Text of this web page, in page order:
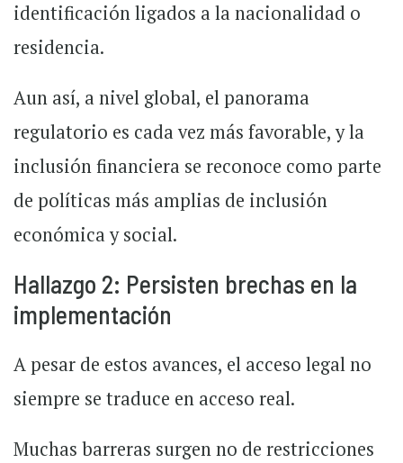
identificación ligados a la nacionalidad o
residencia.
Aun así, a nivel global, el panorama
regulatorio es cada vez más favorable, y la
inclusión financiera se reconoce como parte
de políticas más amplias de inclusión
económica y social.
Hallazgo 2: Persisten brechas en la
implementación
A pesar de estos avances, el acceso legal no
siempre se traduce en acceso real.
Muchas barreras surgen no de restricciones